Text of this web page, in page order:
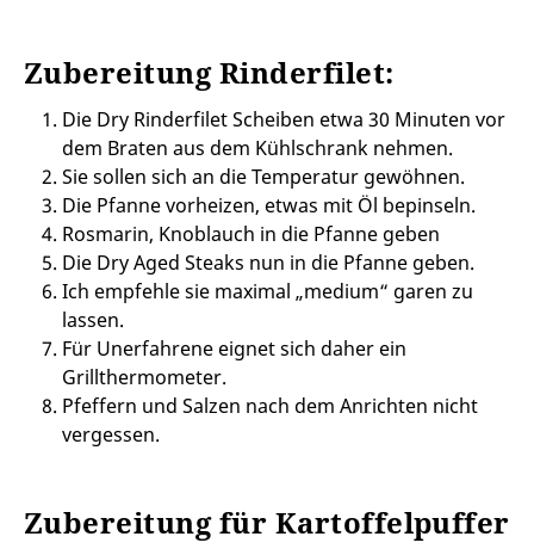
Zubereitung Rinderfilet:
Die Dry Rinderfilet Scheiben etwa 30 Minuten vor
dem Braten aus dem Kühlschrank nehmen.
Sie sollen sich an die Temperatur gewöhnen.
Die Pfanne vorheizen, etwas mit Öl bepinseln.
Rosmarin, Knoblauch in die Pfanne geben
Die Dry Aged Steaks nun in die Pfanne geben.
Ich empfehle sie maximal „medium“ garen zu
lassen.
Für Unerfahrene eignet sich daher ein
Grillthermometer.
Pfeffern und Salzen nach dem Anrichten nicht
vergessen.
Zubereitung für Kartoffelpuffer